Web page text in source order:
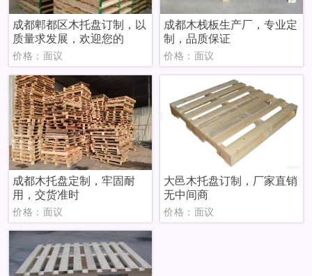
成都郫都区木托盘订制，以
质量求发展，欢迎您的
价格：面议
成都木栈板生产厂，专业定
制，品质保证
价格：面议
成都木托盘定制，牢固耐
用，交货准时
价格：面议
大邑木托盘订制，厂家直销
无中间商
价格：面议